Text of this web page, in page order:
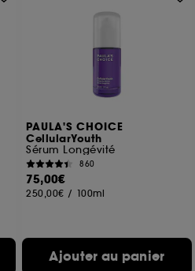
PAULA'S CHOICE
CellularYouth
Sérum Longévité
860
75,00€
250,00€ / 100ml
Ajouter au panier